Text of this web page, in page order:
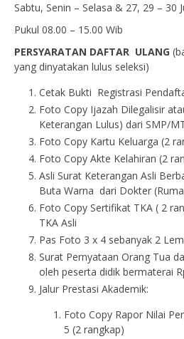
Sabtu, Senin – Selasa & 27, 29 – 30
Pukul 08.00 – 15.00 Wib
PERSYARATAN DAFTAR ULANG
yang dinyatakan lulus seleksi)
Cetak Bukti Registrasi
Foto Copy Ijazah Dilegalisir
Keterangan Lulus) dari SMP/
Foto Copy Kartu Keluarga (2
Foto Copy Akte Kelahiran (2
Asli Surat Keterangan Asli
Buta Warna dari Dokter
Foto Copy Sertifikat TKA ( 2
TKA Asli
Pas Foto 3 x 4 sebanyak 2
Surat Pernyataan Orang Tua
oleh peserta didik bermaterai
Jalur Prestasi Akademik:
Foto Copy Rapor Nilai
5 (2 rangkap)